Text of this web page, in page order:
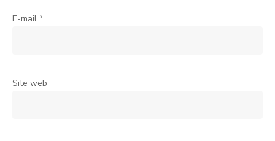
E-mail *
Site web